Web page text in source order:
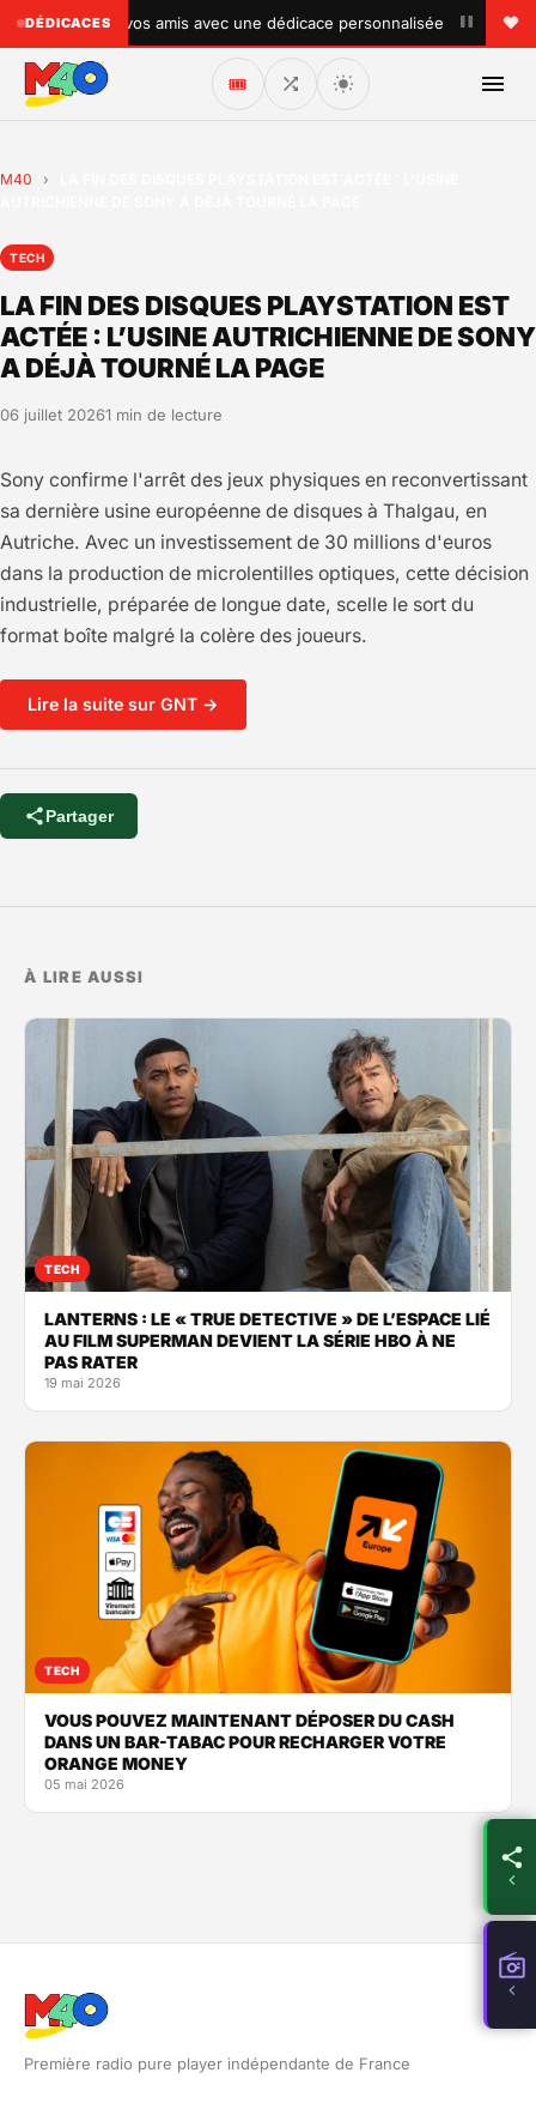
DÉDICACES
plaisir à vos amis avec une dédicace personnalisée !
🎟️
M40 ›
TECH
LA FIN DES DISQUES PLAYSTATION EST
ACTÉE : L’USINE AUTRICHIENNE DE SONY
A DÉJÀ TOURNÉ LA PAGE
06 juillet 20261 min de lecture
Sony confirme l'arrêt des jeux physiques en reconvertissant
sa dernière usine européenne de disques à Thalgau, en
Autriche. Avec un investissement de 30 millions d'euros
dans la production de microlentilles optiques, cette décision
industrielle, préparée de longue date, scelle le sort du
format boîte malgré la colère des joueurs.
Lire la suite sur GNT →
Partager
À LIRE AUSSI
TECH
LANTERNS : LE « TRUE DETECTIVE » DE L’ESPACE LIÉ
AU FILM SUPERMAN DEVIENT LA SÉRIE HBO À NE
PAS RATER
19 mai 2026
TECH
VOUS POUVEZ MAINTENANT DÉPOSER DU CASH
DANS UN BAR-TABAC POUR RECHARGER VOTRE
ORANGE MONEY
05 mai 2026
Première radio pure player indépendante de France